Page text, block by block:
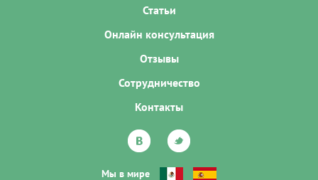
Статьи
Онлайн консультация
Отзывы
Сотрудничество
Контакты
Мы в мире